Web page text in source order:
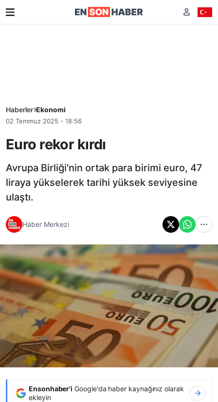
Haberler Ekonomi
02 Temmuz 2025 - 18:56
Euro rekor kırdı
Avrupa Birliği'nin ortak para birimi euro, 47
liraya yükselerek tarihi yüksek seviyesine
ulaştı.
Haber Merkezi
Ensonhaber'i Google'da haber kaynağınız olarak
ekleyin